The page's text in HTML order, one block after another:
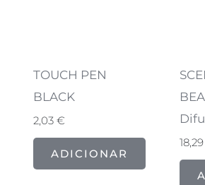
TOUCH PEN
BLACK
2,03 €
ADICIONAR